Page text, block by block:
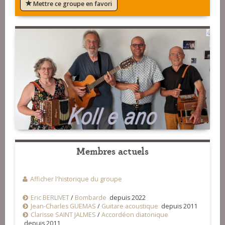
Mettre ce groupe en favori
Membres actuels
Afficher l'historique du groupe
Eric BERLIVET/ Bombarde depuis 2022
Jean-Charles GUEMAS / Guitare acoustique depuis 2011
Clarisse SAINT JALMES /Accordéon diatonique